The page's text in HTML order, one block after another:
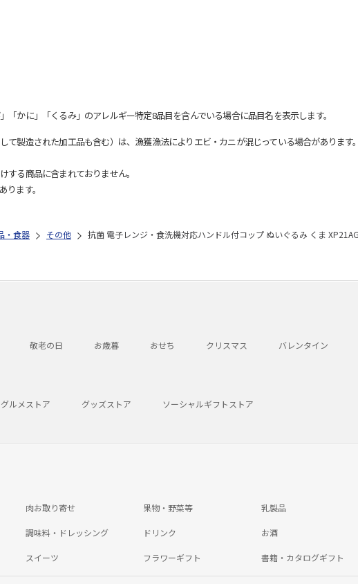
かに」「くるみ」のアレルギー特定8品目を含んでいる場合に品目名を表示します。
製造された加工品も含む）は、漁獲漁法によりエビ・カニが混じっている場合があります
る商品に含まれておりません。
ます。
・食器 その他 抗菌 電子レンジ・食洗機対応ハンドル付コップ ぬいぐるみ くま XP21AG
敬老の日 お歳暮 おせち クリスマス バレンタイン
ルメストア グッズストア ソーシャルギフトストア
肉お取り寄せ 果物・野菜等 乳製品
調味料・ドレッシング ドリンク お酒
スイーツ フラワーギフト 書籍・カタログギフト